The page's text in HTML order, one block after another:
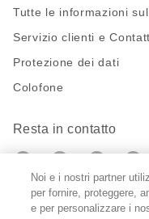
Tutte le informazioni
Servizio clienti e
Protezione dei dati
Colofone
Resta in contatto
https://https://
Impostazioni cookie
Noi e i nostri partner
per fornire, proteggere,
e per personalizzare i